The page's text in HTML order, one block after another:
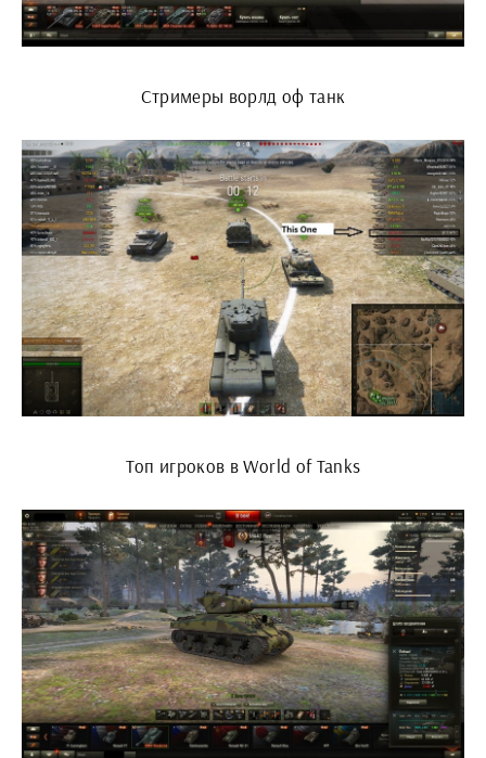
Стримеры ворлд оф танк
Топ игроков в World of Tanks